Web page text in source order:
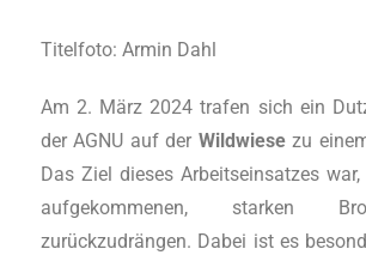
Titelfoto: Armin Dahl
Am 2. März 2024 trafen sich ein
der AGNU auf der Wildwiesezu
Das Ziel dieses Arbeitseinsatzes
aufgekommenen, starken
zurückzudrängen. Dabei ist es